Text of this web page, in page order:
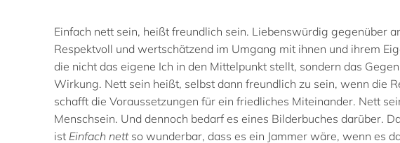
Einfach nett sein, heißt freundlich sein. Liebenswürdig gegenüber
Respektvoll und wertschätzend im Umgang mit ihnen und ihrem
die nicht das eigene Ich in den Mittelpunkt stellt, sondern das
Wirkung. Nett sein heißt, selbst dann freundlich zu sein, wenn die
schafft die Voraussetzungen für ein friedliches Miteinander. Nett
Menschsein. Und dennoch bedarf es eines Bilderbuches darüber.
ist Einfach nettso wunderbar, dass es ein Jammer wäre, wenn es